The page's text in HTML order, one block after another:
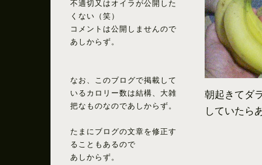
不適切又はオイラが公開した
くない（笑）
コメントは公開しませんので
あしからず。
なお、このブログで掲載して
いるカロリー数は結構、大雑
把なものなのであしからず。
たまにブログの文章を修正す
ることもあるので
あしからず。
朝起きてダ
していたら